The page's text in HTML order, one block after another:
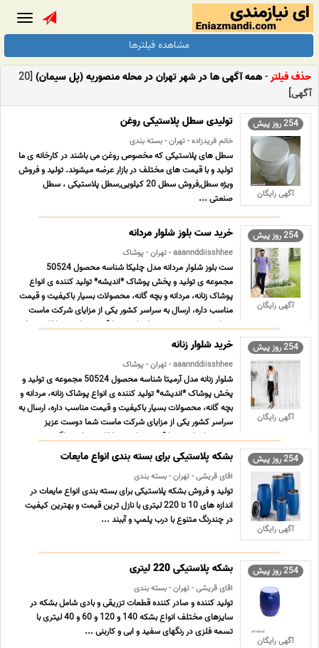
مشاهده فیلترها
حذف فیلتر-همه آگهی ها در شهر تهران در محله منصوریه (پل سیمان) [20
آگهی]
254 روز پیش
آگهی رایگان
تولیدی سطل پلاستیکی روغن
خانم فریدزاده - تهران - بسته بندی
سطل های پلاستیکی که مخصوص روغن می باشند در کارخانه ی ما
تولید و با قیمت های مختلف در بازار عرضه میشوند. تولید و فروش
ویژه سطل,فروش سطل 20 کیلویی,سطل پلاستیکی ، سطل
صنعتی ...
254 روز پیش
آگهی رایگان
خرید ست بلوز شلوار مردانه
aaannddiisshhee - تهران - پوشاک
ست بلوز شلوار مردانه مدل چلیکا شناسه محصول 50524
مجموعه ی تولید و پخش پوشاک *اندیشه* تولید کننده ی انواع
پوشاک زنانه، مردانه و بچه گانه، محصولات بسیار باکیفیت و قیمت
مناسب داره، ارسال به سراسر کشور یکی از مزایای شرکت ماست
شما دوست عزیز میتونید اجناس رو با قیمت هاشون داخل پیج ا
... ...
254 روز پیش
آگهی رایگان
خرید شلوار زنانه
aaannddiisshhee - تهران - پوشاک
شلوار زنانه مدل آرمیتا شناسه محصول 50524 مجموعه ی تولید و
پخش پوشاک *اندیشه* تولید کننده ی انواع پوشاک زنانه، مردانه و
بچه گانه، محصولات بسیار باکیفیت و قیمت مناسب داره، ارسال به
سراسر کشور یکی از مزایای شرکت ماست شما دوست عزیز
میتونید اجناس رو با قیمت هاشون داخل پیج اینستاگر ... ...
254 روز پیش
آگهی رایگان
بشکه پلاستیکی برای بسته بندی انواع مایعات
اقای قریشی - تهران - بسته بندی
تولید و فروش بشکه پلاستیکی برای بسته بندی انواع مایعات در
اندازه های 10 تا 220 لیتری با نازل ترین قیمت و بهترین کیفیت
در چندرنگ متنوع با درب پلمپ و آببند ...
254 روز پیش
آگهی رایگان
بشکه پلاستیکی 220 لیتری
اقای قریشی - تهران - بسته بندی
تولید کننده و صادر کننده قطعات تزریقی و بادی شامل بشکه در
سایزهای مختلف انواع بشکه 140 و 120 و 60 و 40 لیتری با
تسمه فلزی در رنگهای سفید و ابی و کاربنی ...